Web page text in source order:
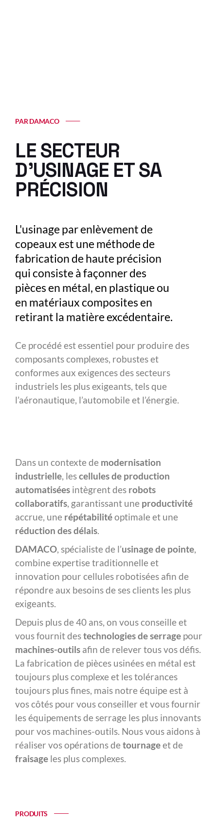
PAR DAMACO
LE SECTEUR
D’USINAGE ET SA
PRÉCISION
L'usinage par enlèvement de
copeaux est une méthode de
fabrication de haute précision
qui consiste à façonner des
pièces en métal, en plastique ou
en matériaux composites en
retirant la matière excédentaire.
Ce procédé est essentiel pour produire des
composants complexes, robustes et
conformes aux exigences des secteurs
industriels les plus exigeants, tels que
l’aéronautique, l’automobile et l’énergie.
Dans un contexte de modernisation
industrielle, lescellules de production
automatisées intègrent des robots
collaboratifs, garantissant une productivité
accrue, une répétabilitéoptimale et une
réduction des délais.
DAMACO, spécialiste de l’usinage de pointe,
combine expertise traditionnelle et
innovation pour cellules robotisées afin de
répondre aux besoins de ses clients les plus
exigeants.
Depuis plus de 40 ans, on vous conseille et
vous fournit destechnologies de serrage pour
machines-outils afin de relever tous vos défis.
La fabrication de pièces usinées en métal est
toujours plus complexe et les tolérances
toujours plus fines, mais notre équipe est à
vos côtés pour vous conseiller et vous fournir
les équipements de serrage les plus innovants
pour vos machines-outils. Nous vous aidons à
réaliser vos opérations detournageet de
fraisage les plus complexes.
PRODUITS